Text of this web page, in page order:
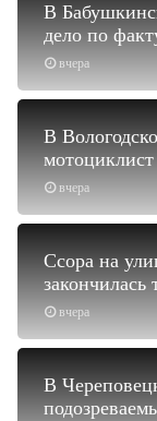
вчера
В
дело по
вчера
В
мотоциклист
вчера
Ссора на
закончилась
В